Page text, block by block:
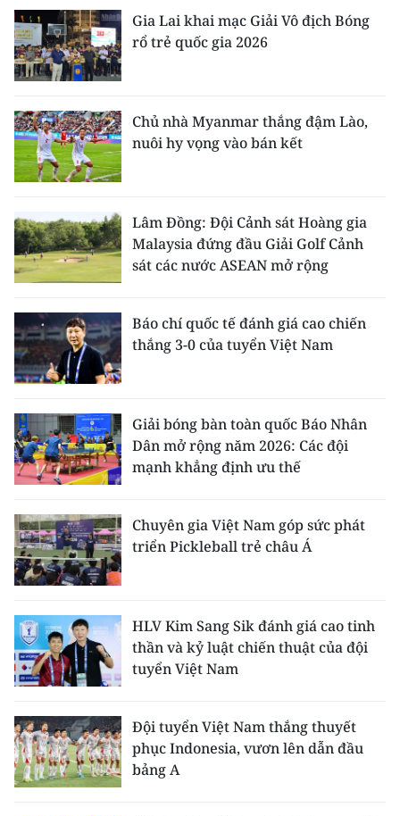
Gia Lai khai mạc Giải Vô địch Bóng
rổ trẻ quốc gia 2026
Chủ nhà Myanmar thắng đậm Lào,
nuôi hy vọng vào bán kết
Lâm Đồng: Đội Cảnh sát Hoàng gia
Malaysia đứng đầu Giải Golf Cảnh
sát các nước ASEAN mở rộng
Báo chí quốc tế đánh giá cao chiến
thắng 3-0 của tuyển Việt Nam
Giải bóng bàn toàn quốc Báo Nhân
Dân mở rộng năm 2026: Các đội
mạnh khẳng định ưu thế
Chuyên gia Việt Nam góp sức phát
triển Pickleball trẻ châu Á
HLV Kim Sang Sik đánh giá cao tinh
thần và kỷ luật chiến thuật của đội
tuyển Việt Nam
Đội tuyển Việt Nam thắng thuyết
phục Indonesia, vươn lên dẫn đầu
bảng A